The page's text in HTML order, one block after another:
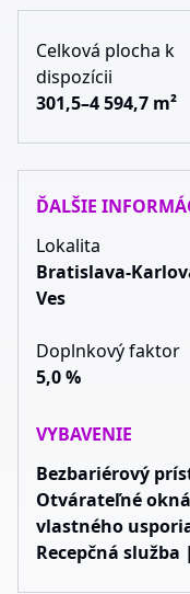
Celková plocha k
dispozícii
301,5–4 594,7 m²
ĎALŠIE
Lokalita
Bratislava-
Ves
Doplnkový faktor
5,0 %
VYBAVENIE
Bezbariérový
Otvárateľné
vlastného
Recepčná